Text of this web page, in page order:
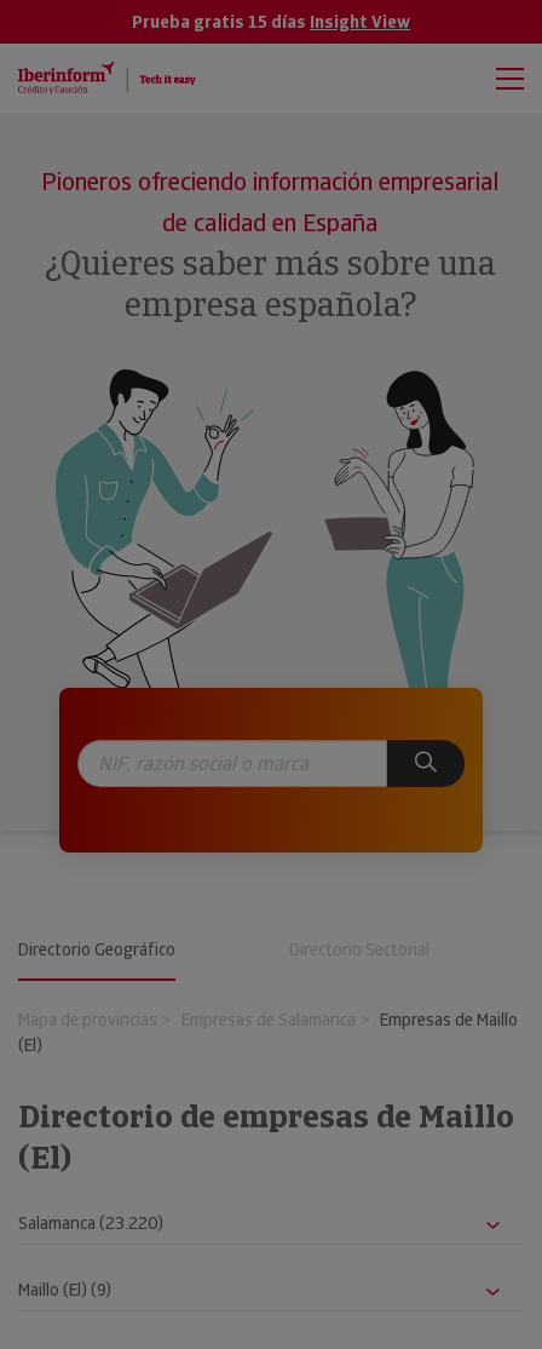
Prueba gratis 15 días Insight View
Pioneros ofreciendo información empresarial
de calidad en España
¿Quieres saber más sobre una
empresa española?
Directorio Geográfico Directorio Sectorial
Mapa de provincias Empresas de Salamanca
Empresas de Maillo
(El)
Directorio de empresas de Maillo
(El)